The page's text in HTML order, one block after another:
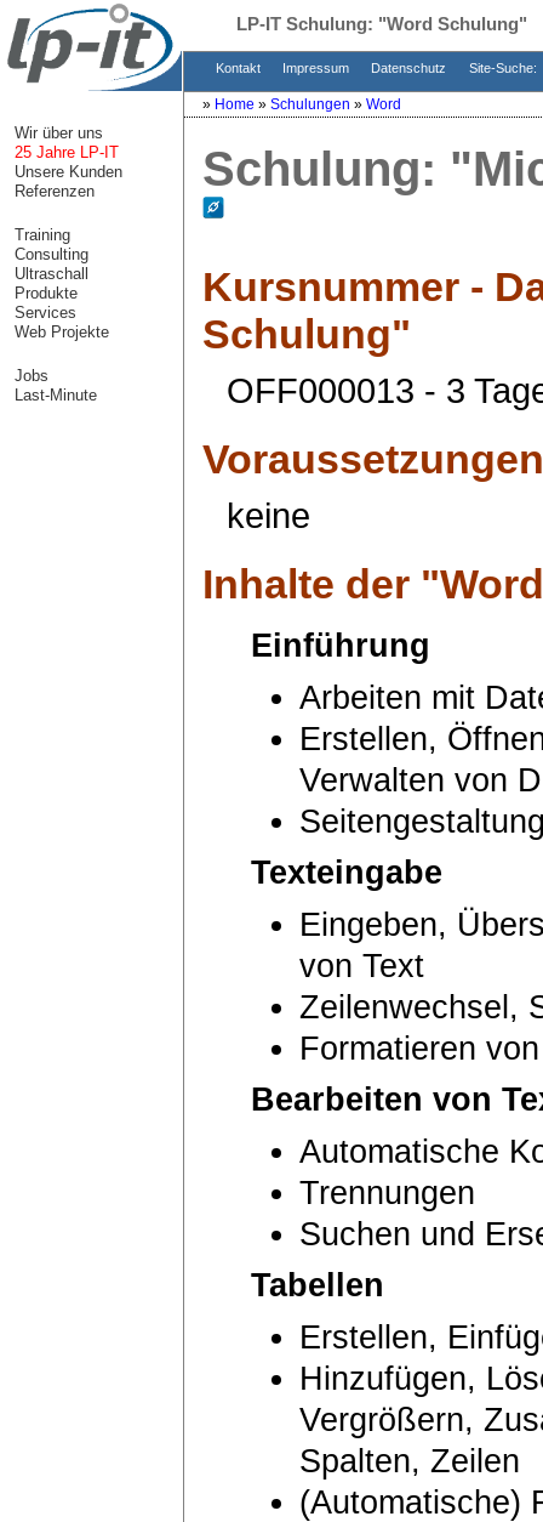
LP-IT Schulung: "Word Schulung"
Kontakt Impressum Datenschutz Site-Suche:
» Home » Schulungen » Word
Schulung:
Kursnummer -
Schulung"
OFF000013 - 3
Voraussetzungen
keine
Inhalte der "
Einführung
Arbeiten mit
Erstellen,
Verwalten von
Texteingabe
Eingeben,
von Text
Zeilenwechsel,
Formatieren
Bearbeiten von
Automatische
Trennungen
Suchen und
Tabellen
Erstellen,
Hinzufügen,
Vergrößern,
Spalten, Zeilen
(Automatische)
Wir über uns
25 Jahre LP-IT
Unsere Kunden
Referenzen
Training
Consulting
Ultraschall
Produkte
Services
Web Projekte
Jobs
Last-Minute